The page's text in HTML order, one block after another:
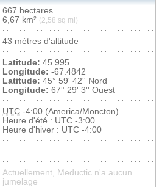
667 hectares
6,67 km² (2,58 sq mi)
43 mètres d'altitude
Latitude: 45.995
Longitude: -67.4842
Latitude: 45° 59' 42'' Nord
Longitude: 67° 29' 3'' Ouest
UTC -4:00 (America/Moncton)
Heure d'été : UTC -3:00
Heure d'hiver : UTC -4:00
Actuellement, Meductic n'a aucun
jumelage